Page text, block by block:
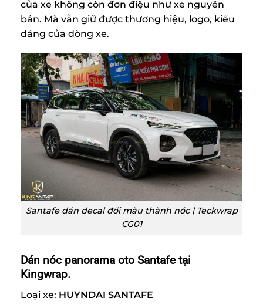
của xe không còn đơn điệu như xe nguyên
bản. Mà vẫn giữ được thương hiệu, logo, kiểu
dáng của dòng xe.
Santafe dán decal đổi màu thành nóc | Teckwrap
CG01
Dán nóc panorama oto Santafe tại
Kingwrap.
Loại xe: HUYNDAI SANTAFE